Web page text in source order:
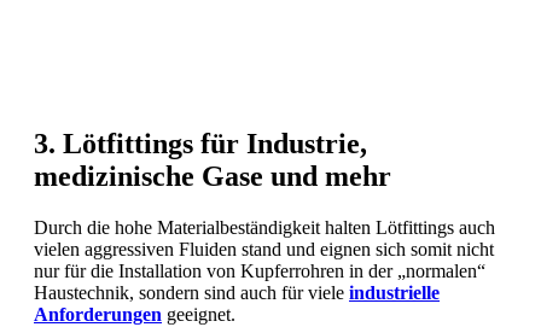
3. Lötfittings für Industrie,
medizinische Gase und mehr
Durch die hohe Materialbeständigkeit halten Lötfittings auch
vielen aggressiven Fluiden stand und eignen sich somit nicht
nur für die Installation von Kupferrohren in der „normalen“
Haustechnik, sondern sind auch für viele industrielle
Anforderungen geeignet.